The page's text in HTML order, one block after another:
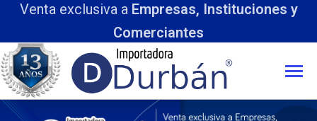
Venta exclusiva a Empresas, Instituciones y
Comerciantes